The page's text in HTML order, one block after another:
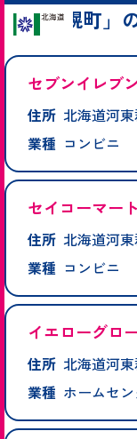
「上士幌町」
セブンイレブ
住所 北海道河
業種 コンビニ
セイコーマー
住所 北海道河
業種 コンビニ
イエローグロ
住所 北海道河
業種 ホームセ